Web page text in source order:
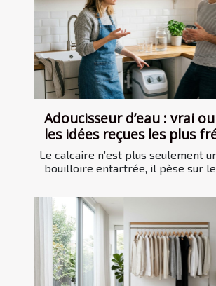
Adoucisseur d’eau : vrai
les idées reçues les plus
Le calcaire n’est plus seulement
bouilloire entartrée, il pèse sur